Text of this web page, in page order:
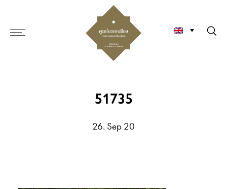
51735
26. Sep 20